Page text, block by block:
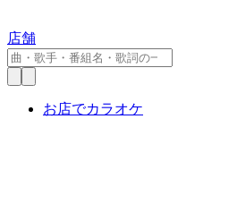
店舗
お店でカラオケ